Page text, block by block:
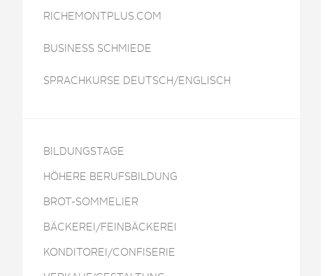
RICHEMONTPLUS.COM
BUSINESS SCHMIEDE
SPRACHKURSE DEUTSCH/ENGLISCH
BILDUNGSTAGE
HÖHERE BERUFSBILDUNG
BROT-SOMMELIER
BÄCKEREI/FEINBÄCKEREI
KONDITOREI/CONFISERIE